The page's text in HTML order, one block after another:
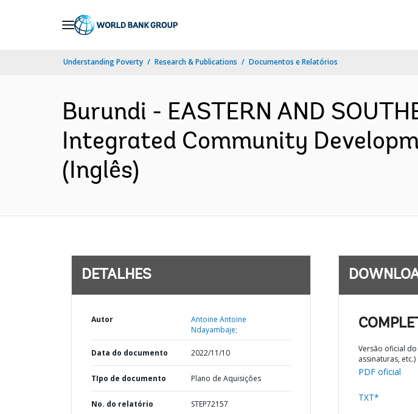
Understanding Poverty Research & Publications Documentos e Relatórios
Burundi - EASTERN AND
Integrated Community
(Inglês)
DETALHES
Autor
Antoine Antoine
Ndayambaje;
Data do documento 2022/11/10
TIpo de documento Plano de Aquisições
No. do relatório STEP72157
Versão oficial
assinaturas, etc.)
PDF oficial
TXT*